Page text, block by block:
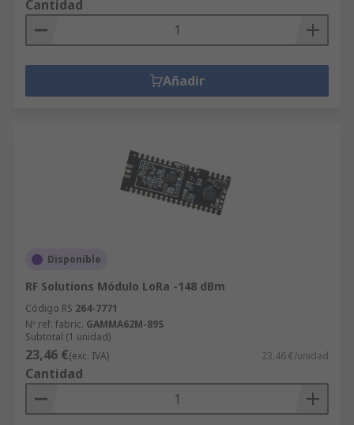
Cantidad
Añadir
Disponible
RF Solutions Módulo LoRa -148 dBm
Código RS 264-7771
Nº ref. fabric. GAMMA62M-89S
Subtotal (1 unidad)
23,46 €(exc. IVA) 23,46 €/unidad
Cantidad